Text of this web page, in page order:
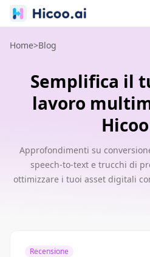
Home>Blog
Semplifica il
lavoro
Approfondimenti su
speech-to-text e trucchi di
ottimizzare i tuoi asset digitali
Recensione